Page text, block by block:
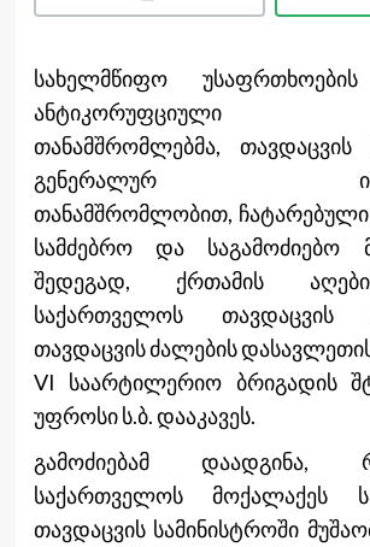
სახელმწიფო უსაფრთხოების
ანტიკორუფციული
თანამშრომლებმა, თავდაცვის
გენერალურ
თანამშრომლობით,
სამძებრო და საგამოძიებო
შედეგად, ქრთამის
საქართველოს თავდაცვის
თავდაცვის ძალების
VI საარტილერიო ბრიგადის
უფროსი ს.ბ. დააკავეს.
გამოძიებამ დაადგინა,
საქართველოს მოქალაქეს
თავდაცვის სამინისტროში